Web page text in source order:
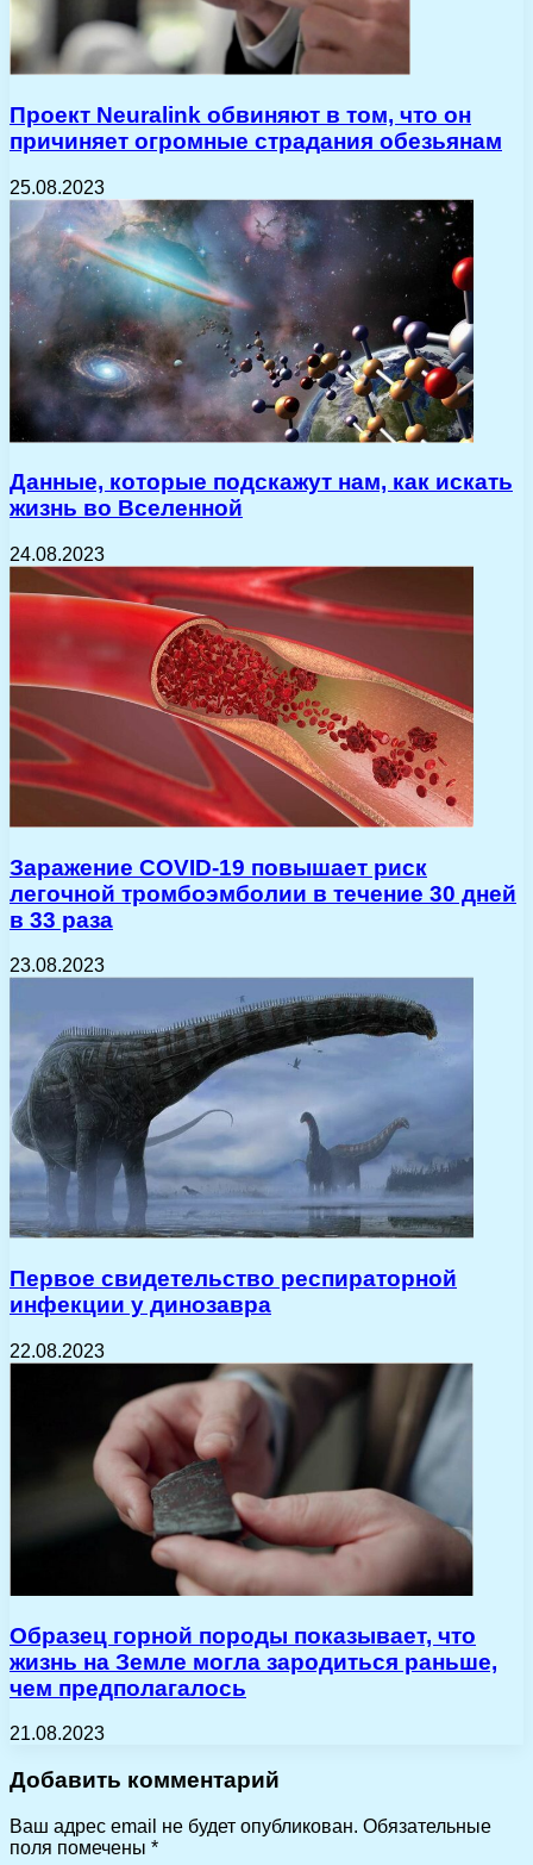
Проект Neuralink обвиняют в том, что он
причиняет огромные страдания обезьянам
25.08.2023
Данные, которые подскажут нам, как искать
жизнь во Вселенной
24.08.2023
Заражение COVID-19 повышает риск
легочной тромбоэмболии в течение 30 дней
в 33 раза
23.08.2023
Первое свидетельство респираторной
инфекции у динозавра
22.08.2023
Образец горной породы показывает, что
жизнь на Земле могла зародиться раньше,
чем предполагалось
21.08.2023
Добавить комментарий
Ваш адрес email не будет опубликован. Обязательные
поля помечены *